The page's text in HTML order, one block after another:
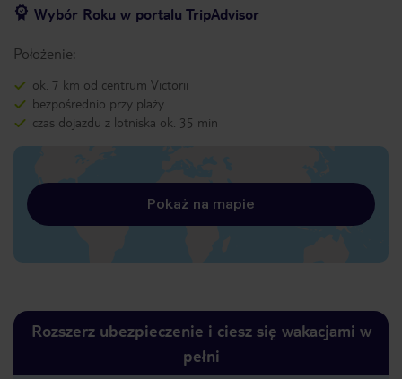
Wybór Roku w portalu TripAdvisor
Położenie:
ok. 7 km od centrum Victorii
bezpośrednio przy plaży
czas dojazdu z lotniska ok. 35 min
Pokaż na mapie
Rozszerz ubezpieczenie i ciesz się wakacjami w
pełni